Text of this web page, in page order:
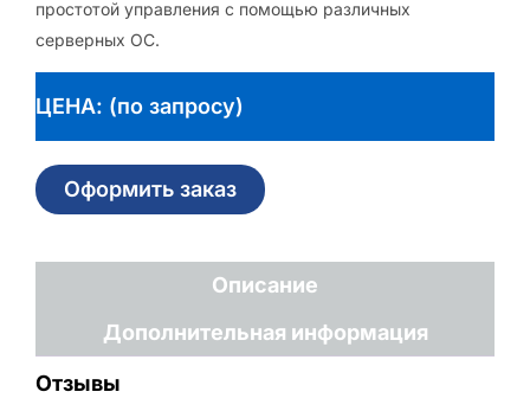
простотой управления с помощью различных
серверных ОС.
ЦЕНА: (по запросу)
Оформить заказ
Описание
Дополнительная информация
Отзывы